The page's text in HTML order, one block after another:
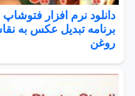
برنامه تبدیل عکس به
روغن